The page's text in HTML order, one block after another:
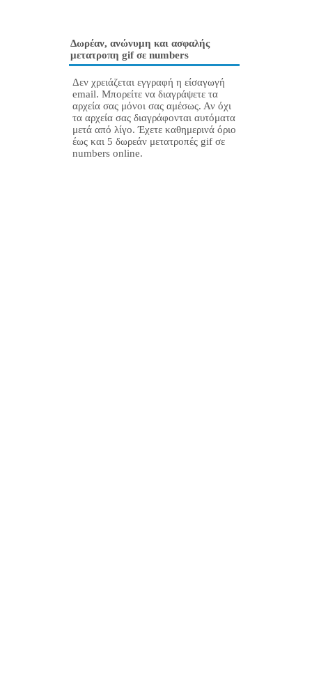
Δωρέαν, ανώνυμη και ασφαλής
μετατροπη gif σε numbers
Δεν χρειάζεται εγγραφή η είσαγωγή
email. Μπορείτε να διαγράψετε τα
αρχεία σας μόνοι σας αμέσως. Αν όχι
τα αρχεία σας διαγράφονται αυτόματα
μετά από λίγο. Έχετε καθημερινά όριο
έως και 5 δωρεάν μετατροπές gif σε
numbers online.